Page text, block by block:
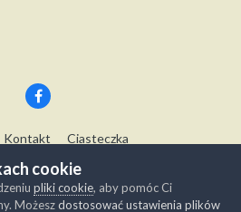
Kontakt Ciasteczka
© Modelwork.pl
by Invision Community
cookie
pliki cookie, aby pomóc Ci
Możeszdostosować ustawienia plików